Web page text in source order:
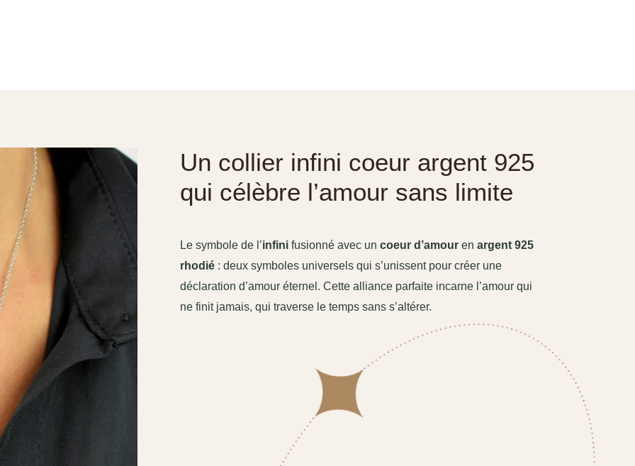
Un collier infini coeur argent 925
qui célèbre l’amour sans limite
Le symbole de l’infinifusionné avec un coeur d’amouren argent 925
rhodié: deux symboles universels qui s’unissent pour créer une
déclaration d’amour éternel. Cette alliance parfaite incarne l’amour qui
ne finit jamais, qui traverse le temps sans s’altérer.